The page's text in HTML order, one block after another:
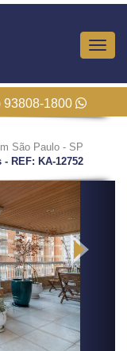
93808-1800
São Paulo - SP
REF: KA-12752